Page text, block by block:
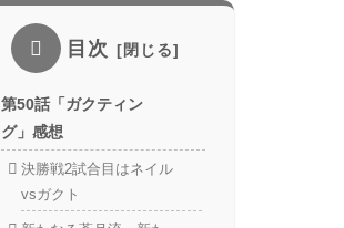
目次
第50話「ガクティン
グ」感想
決勝戦2試合目はネイル
vsガクト